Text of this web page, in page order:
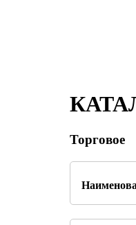
Торговое